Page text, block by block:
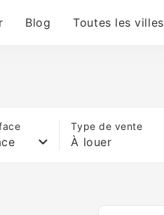
Blog Toutes les villes
Type de vente
À louer